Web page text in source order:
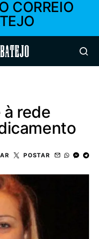
CORREIO
rede
POSTAR